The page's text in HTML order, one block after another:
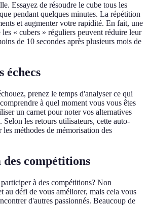
Essayez de résoudre le cube tous les
pendant quelques minutes. La répétition
et augmenter votre rapidité. En fait, une
les « cubers » réguliers peuvent réduire leur
de 10 secondes après plusieurs mois de
échecs
prenez le temps d'analyser ce qui
à quel moment vous vous êtes
un carnet pour noter vos alternatives
Selon les retours utilisateurs, cette auto-
les méthodes de mémorisation des
compétitions
à des compétitions? Non
au défi de vous améliorer, mais cela vous
d'autres passionnés. Beaucoup de